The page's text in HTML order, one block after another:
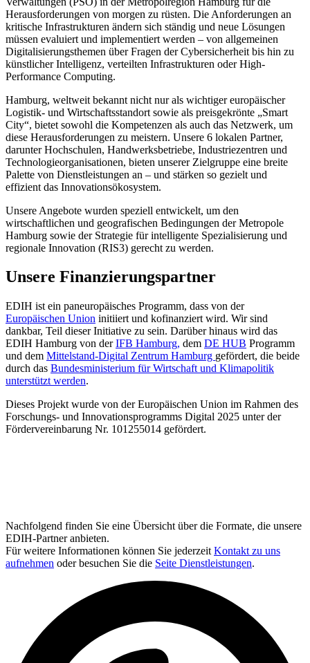
Herausforderungen von morgen zu rüsten. Die Anforderungen an
kritische Infrastrukturen ändern sich ständig und neue Lösungen
müssen evaluiert und implementiert werden – von allgemeinen
Digitalisierungsthemen über Fragen der Cybersicherheit bis hin zu
künstlicher Intelligenz, verteilten Infrastrukturen oder High-
Performance Computing.
Hamburg, weltweit bekannt nicht nur als wichtiger europäischer
Logistik- und Wirtschaftsstandort sowie als preisgekrönte „Smart
City“, bietet sowohl die Kompetenzen als auch das Netzwerk, um
diese Herausforderungen zu meistern. Unsere 6 lokalen Partner,
darunter Hochschulen, Handwerksbetriebe, Industriezentren und
Technologieorganisationen, bieten unserer Zielgruppe eine breite
Palette von Dienstleistungen an – und stärken so gezielt und
effizient das Innovationsökosystem.
Unsere Angebote wurden speziell entwickelt, um den
wirtschaftlichen und geografischen Bedingungen der Metropole
Hamburg sowie der Strategie für intelligente Spezialisierung und
regionale Innovation (RIS3) gerecht zu werden.
Unsere Finanzierungspartner
EDIH ist ein paneuropäisches Programm, dass von der
Europäischen Union initiiert und kofinanziert wird. Wir sind
dankbar, Teil dieser Initiative zu sein. Darüber hinaus wird das
EDIH Hamburg von derIFB Hamburg, dem DE HUB Programm
und dem Mittelstand-Digital Zentrum Hamburg gefördert, die beide
durch das Bundesministerium für Wirtschaft und Klimapolitik
unterstützt werden.
Dieses Projekt wurde von der Europäischen Union im Rahmen des
Forschungs- und Innovationsprogramms Digital 2025 unter der
Fördervereinbarung Nr. 101255014 gefördert.
Nachfolgend finden Sie eine Übersicht über die Formate, die unsere
EDIH-Partner anbieten.
Für weitere Informationen können Sie jederzeit Kontakt zu uns
aufnehmen oder besuchen Sie die Seite Dienstleistungen.